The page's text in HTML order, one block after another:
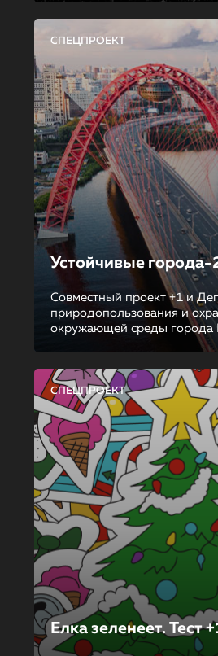
СПЕЦПРОЕКТ
Устойчивые
Совместный проект +1 и
природопользования и
окружающей среды города
СПЕЦПРОЕКТ
Елка зеленеет. Тест